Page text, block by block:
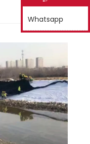
Whatsapp